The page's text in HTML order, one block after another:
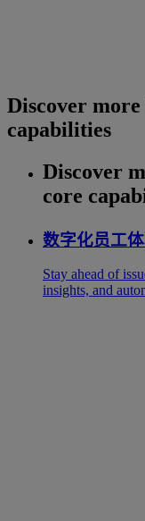
Discover
capabilities
Discover
core
数字化员工
Stay ahead of
insights, and